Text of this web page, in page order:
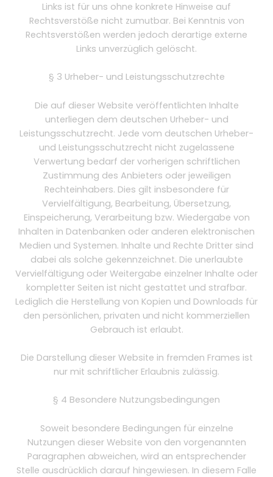
Links ist für uns ohne konkrete Hinweise auf
Rechtsverstöße nicht zumutbar. Bei Kenntnis von
Rechtsverstößen werden jedoch derartige externe
Links unverzüglich gelöscht.
§ 3 Urheber- und Leistungsschutzrechte
Die auf dieser Website veröffentlichten Inhalte
unterliegen dem deutschen Urheber- und
Leistungsschutzrecht. Jede vom deutschen Urheber-
und Leistungsschutzrecht nicht zugelassene
Verwertung bedarf der vorherigen schriftlichen
Zustimmung des Anbieters oder jeweiligen
Rechteinhabers. Dies gilt insbesondere für
Vervielfältigung, Bearbeitung, Übersetzung,
Einspeicherung, Verarbeitung bzw. Wiedergabe von
Inhalten in Datenbanken oder anderen elektronischen
Medien und Systemen. Inhalte und Rechte Dritter sind
dabei als solche gekennzeichnet. Die unerlaubte
Vervielfältigung oder Weitergabe einzelner Inhalte oder
kompletter Seiten ist nicht gestattet und strafbar.
Lediglich die Herstellung von Kopien und Downloads für
den persönlichen, privaten und nicht kommerziellen
Gebrauch ist erlaubt.
Die Darstellung dieser Website in fremden Frames ist
nur mit schriftlicher Erlaubnis zulässig.
§ 4 Besondere Nutzungsbedingungen
Soweit besondere Bedingungen für einzelne
Nutzungen dieser Website von den vorgenannten
Paragraphen abweichen, wird an entsprechender
Stelle ausdrücklich darauf hingewiesen. In diesem Falle